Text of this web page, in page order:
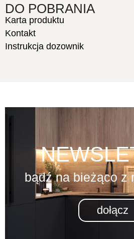
DO POBRANIA
Karta produktu
Kontakt
Instrukcja dozownik
bądź na bieżąco z
dołącz